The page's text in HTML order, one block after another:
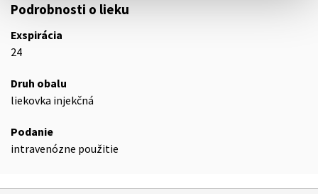
Podrobnosti o lieku
Exspirácia
24
Druh obalu
liekovka injekčná
Podanie
intravenózne použitie